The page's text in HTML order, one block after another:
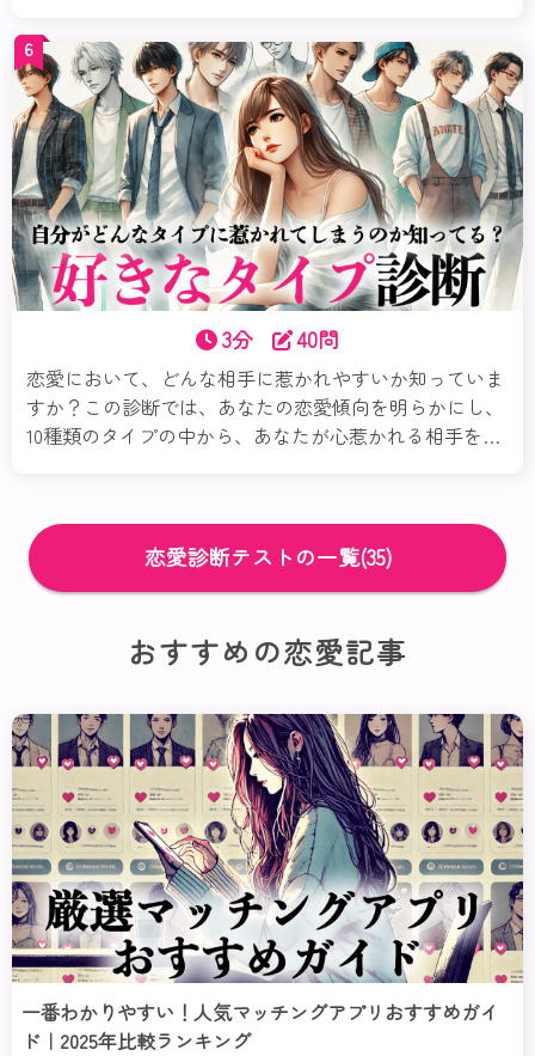
具体的なアドバイスで、次のステップを自信を持って踏
み出せるようサポートします。自分の魅力を再確認し、
恋のチャンスを最大限に活かしましょう！今すぐ試し
て、素敵な恋を掴んでくださいね。
6
3分 40問
恋愛において、どんな相手に惹かれやすいか知っていま
すか？この診断では、あなたの恋愛傾向を明らかにし、
10種類のタイプの中から、あなたが心惹かれる相手を見
れのタイプごとの詳細な特徴を知ることで、これからの
恋愛をより楽しく、理想の相手を見つけるヒントになる
かもしれません。さあ、診断スタートです！
恋愛診断テストの一覧(35)
おすすめの恋愛記事
一番わかりやすい！人気マッチングアプリおすすめガイ
ド｜2025年比較ランキング